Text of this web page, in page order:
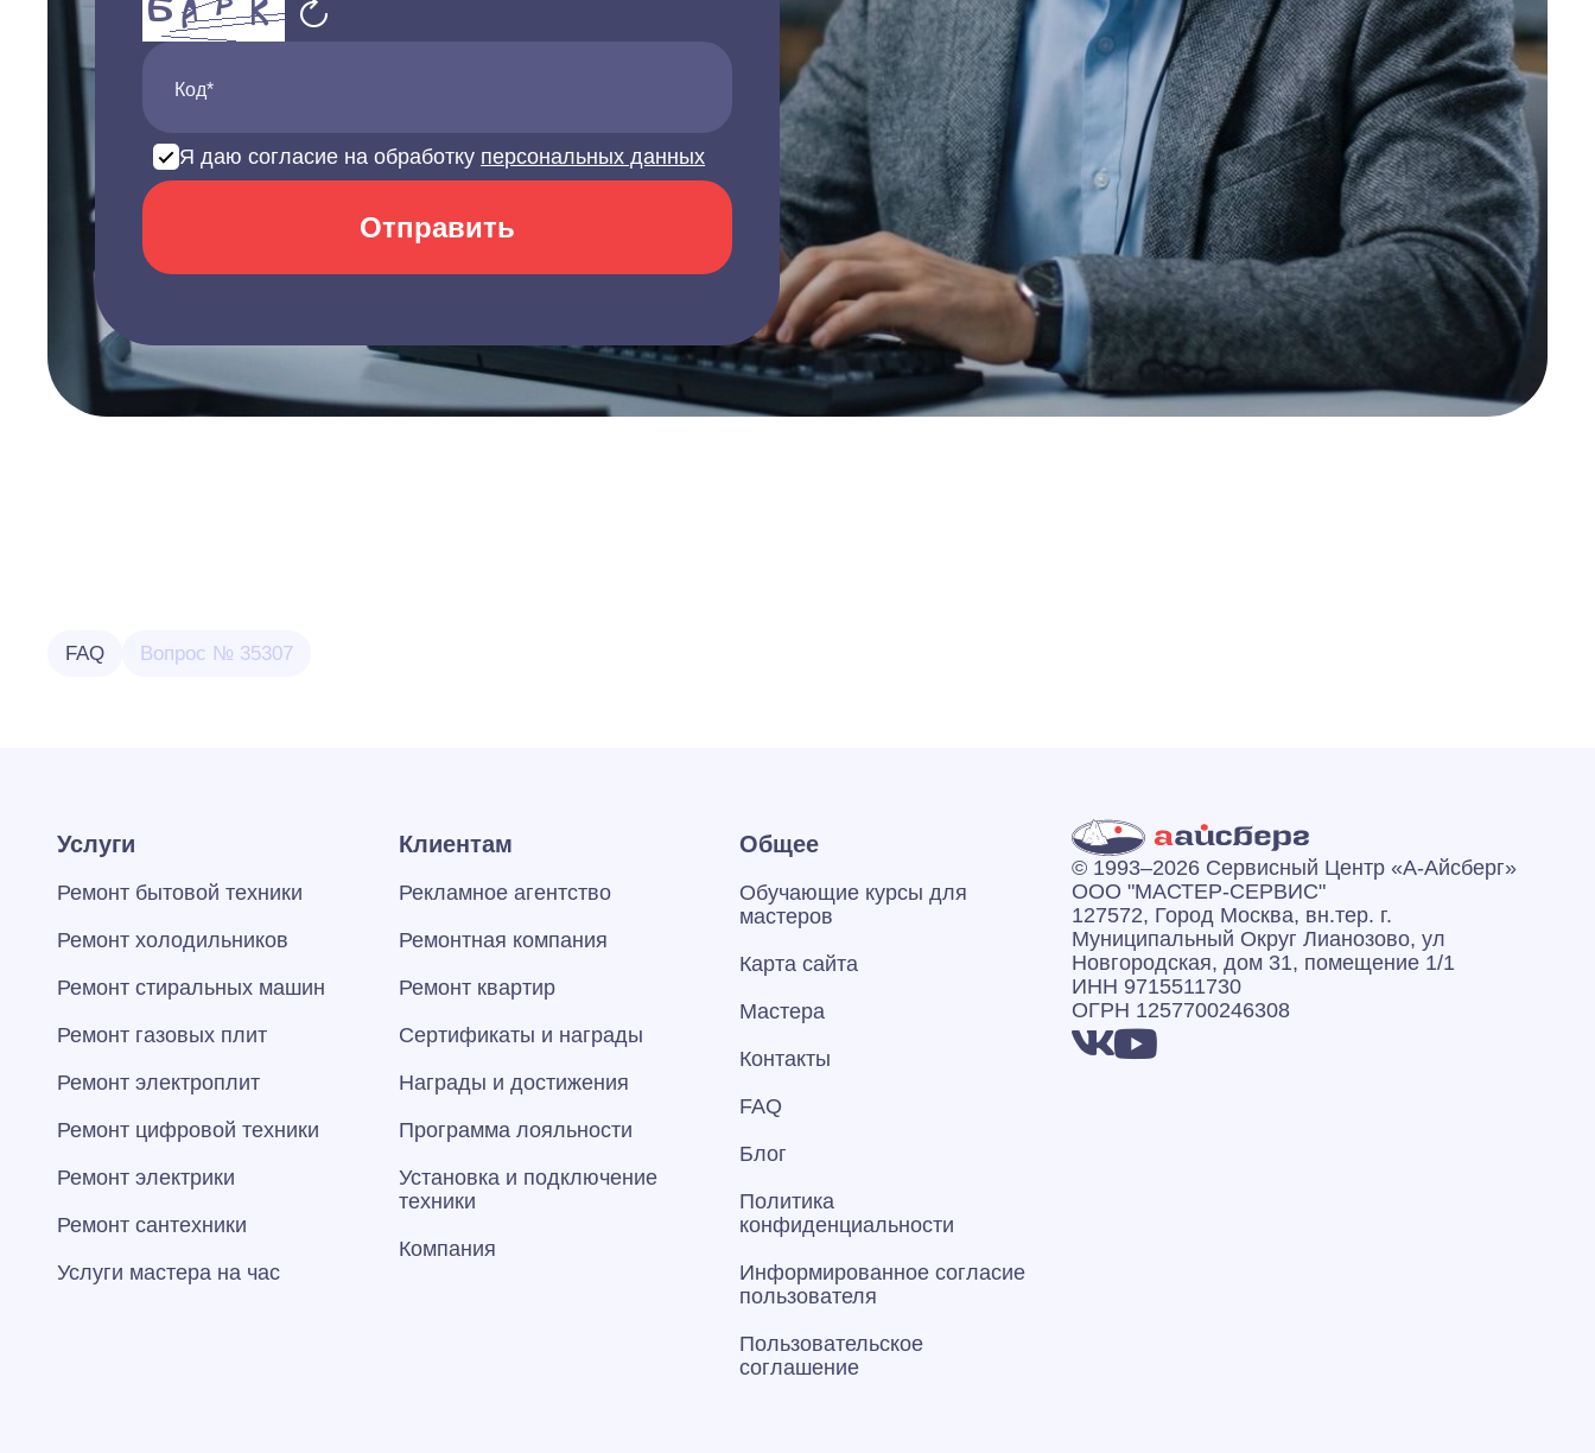
Код*
Я даю согласие на обработку персональных данных
Отправить
FAQ Вопрос № 35307
Услуги
Ремонт бытовой техники
Ремонт холодильников
Ремонт стиральных машин
Ремонт газовых плит
Ремонт электроплит
Ремонт цифровой техники
Ремонт электрики
Ремонт сантехники
Услуги мастера на час
Клиентам
Рекламное агентство
Ремонтная компания
Ремонт квартир
Сертификаты и награды
Награды и достижения
Программа лояльности
Установка и подключение
техники
Компания
Общее
Обучающие курсы для
мастеров
Карта сайта
Мастера
Контакты
FAQ
Блог
Политика
конфиденциальности
Информированное согласие
пользователя
Пользовательское
соглашение
© 1993–2026 Сервисный Центр «А‑Айсберг»
ООО "МАСТЕР-СЕРВИС"
127572, Город Москва, вн.тер. г.
Муниципальный Округ Лианозово, ул
Новгородская, дом 31, помещение 1/1
ИНН 9715511730
ОГРН 1257700246308